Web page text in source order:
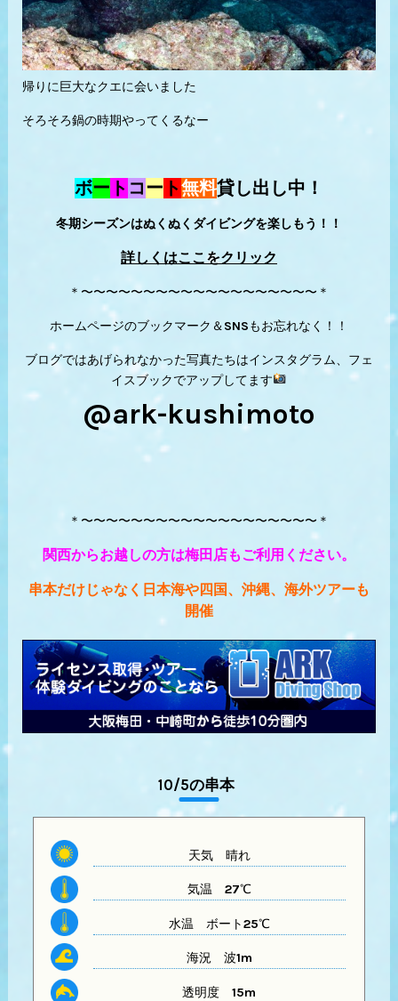
帰りに巨大なクエに会いました
そろそろ鍋の時期やってくるなー
ボー ト コー ト無料貸し出し中！
冬期シーズンはぬくぬくダイビングを楽しもう！！
詳しくはここをクリック
＊〜〜〜〜〜〜〜〜〜〜〜〜〜〜〜〜〜〜〜＊
ホームページのブックマーク＆SNSもお忘れなく！！
ブログではあげられなかった写真たちはインスタグラム、フェ
イスブックでアップしてます
@ark-kushimoto
＊〜〜〜〜〜〜〜〜〜〜〜〜〜〜〜〜〜〜〜＊
関西からお越しの方は梅田店もご利用ください。
串本だけじゃなく日本海や四国、沖縄、海外ツアーも
開催
10/5の串本
天気晴れ
気温27℃
水温 ボート25℃
海況 波1m
透明度 15m